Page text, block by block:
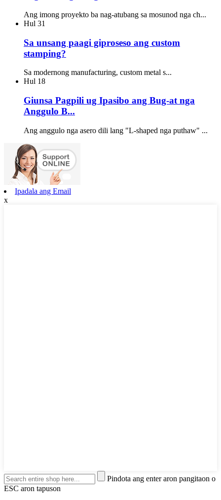
Ang imong proyekto ba nag-atubang sa mosunod nga ch...
Hul 31
Sa unsang paagi giproseso ang custom
stamping?
Sa modernong manufacturing, custom metal s...
Hul 18
Giunsa Pagpili ug Ipasibo ang Bug-at nga
Anggulo B...
Ang anggulo nga asero dili lang "L-shaped nga puthaw" ...
Ipadala ang Email
x
Pindota ang enter aron pangitaon o
ESC aron tapuson